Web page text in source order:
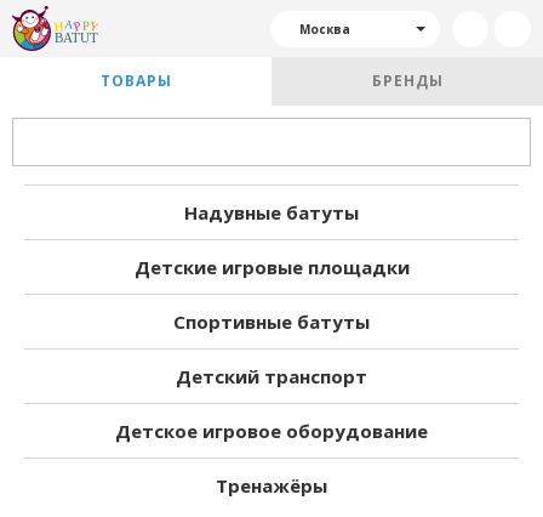
Москва
ТОВАРЫ БРЕНДЫ
Надувные батуты
Детские игровые площадки
Спортивные батуты
Детский транспорт
Детское игровое оборудование
Тренажёры